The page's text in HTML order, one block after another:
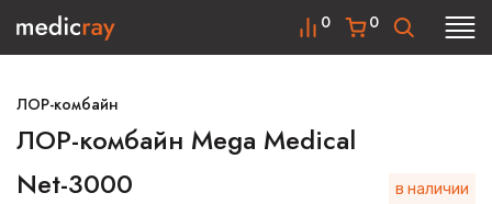
0
0
ЛОР-комбайн
ЛОР-комбайн Mega Medical
Net-3000
в наличии